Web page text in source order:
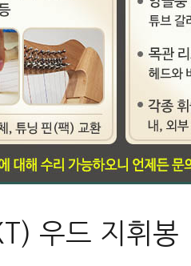
우드 지휘봉